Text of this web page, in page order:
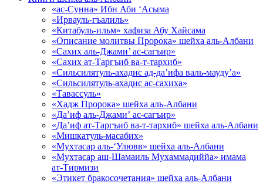
«ас-Сунна» Ибн Аби ‘Асыма
«Ирвауль-гъалиль»
«Китабуль-ильм» хафиза Абу Хайсама
«Описание молитвы Пророка» шейха аль-Албани
«Сахих аль-Джами’ ас-сагъир»
«Сахих ат-Таргъиб ва-т-тархиб»
«Сильсилятуль-ахадис ад-да’ифа валь-мауду’а»
«Сильсилятуль-ахадис ас-сахиха»
«Тавассуль»
«Хадж Пророка» шейха аль-Албани
«Да’иф аль-Джами’ ас-сагъир»
«Да’иф ат-Таргъиб ва-т-тархиб» шейха аль-Албани
«Мишкатуль-масабих»
«Мухтасар аль-‘Улювв» шейха аль-Албани
«Мухтасар аш-Шамаиль Мухаммадиййа» имама
ат-Тирмизи
«Этикет бракосочетания» шейха аль-Албани